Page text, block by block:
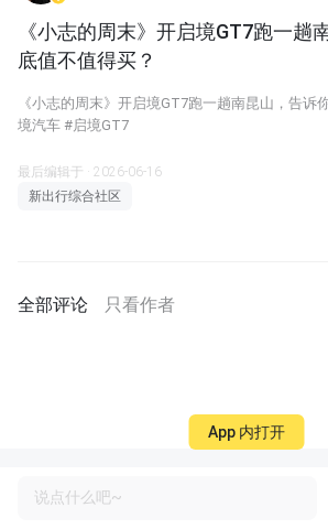
《小志的周末》开启境GT7跑一趟
底值不值得买？
《小志的周末》开启境GT7跑一趟南昆山，告诉
境汽车 #启境GT7
最后编辑于 · 2026-06-16
新出行综合社区
全部评论 只看作者
说点什么吧~
App 内打开